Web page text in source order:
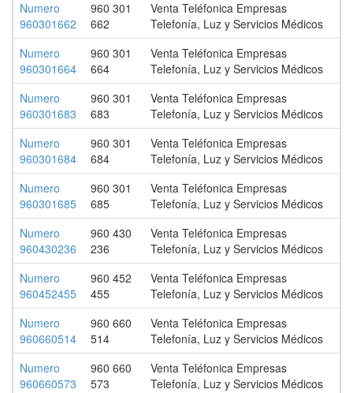
Numero
960301662
960 301
662
Venta Teléfonica Empresas
Telefonía, Luz y Servicios Médicos
Numero
960301664
960 301
664
Venta Teléfonica Empresas
Telefonía, Luz y Servicios Médicos
Numero
960301683
960 301
683
Venta Teléfonica Empresas
Telefonía, Luz y Servicios Médicos
Numero
960301684
960 301
684
Venta Teléfonica Empresas
Telefonía, Luz y Servicios Médicos
Numero
960301685
960 301
685
Venta Teléfonica Empresas
Telefonía, Luz y Servicios Médicos
Numero
960430236
960 430
236
Venta Teléfonica Empresas
Telefonía, Luz y Servicios Médicos
Numero
960452455
960 452
455
Venta Teléfonica Empresas
Telefonía, Luz y Servicios Médicos
Numero
960660514
960 660
514
Venta Teléfonica Empresas
Telefonía, Luz y Servicios Médicos
Numero
960660573
960 660
573
Venta Teléfonica Empresas
Telefonía, Luz y Servicios Médicos